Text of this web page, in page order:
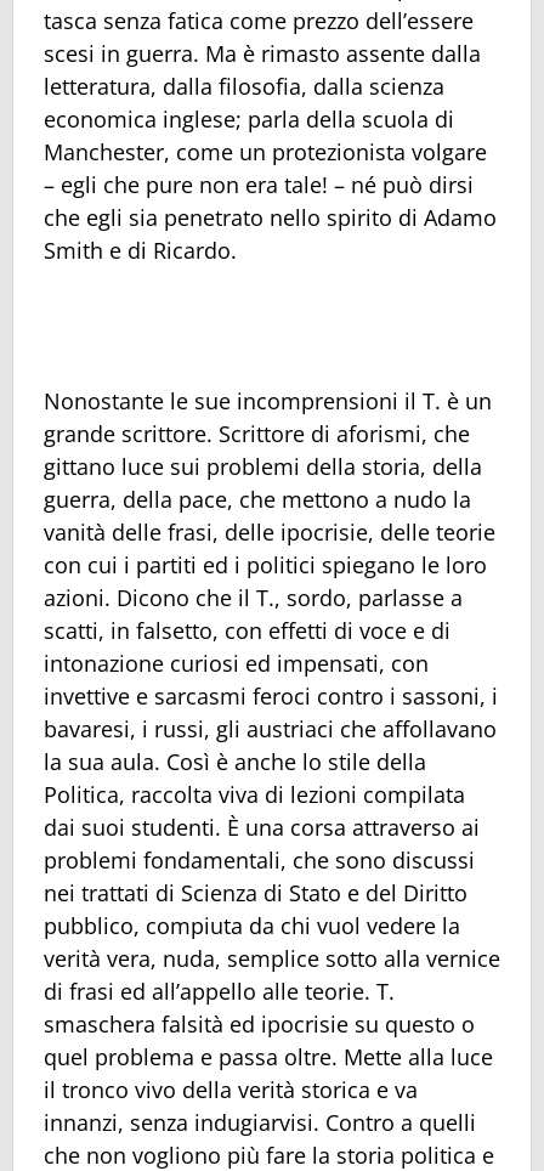
tasca senza fatica come prezzo dell’essere
scesi in guerra. Ma è rimasto assente dalla
letteratura, dalla filosofia, dalla scienza
economica inglese; parla della scuola di
Manchester, come un protezionista volgare
– egli che pure non era tale! – né può dirsi
che egli sia penetrato nello spirito di Adamo
Smith e di Ricardo.
Nonostante le sue incomprensioni il T. è un
grande scrittore. Scrittore di aforismi, che
gittano luce sui problemi della storia, della
guerra, della pace, che mettono a nudo la
vanità delle frasi, delle ipocrisie, delle teorie
con cui i partiti ed i politici spiegano le loro
azioni. Dicono che il T., sordo, parlasse a
scatti, in falsetto, con effetti di voce e di
intonazione curiosi ed impensati, con
invettive e sarcasmi feroci contro i sassoni, i
bavaresi, i russi, gli austriaci che affollavano
la sua aula. Così è anche lo stile della
Politica, raccolta viva di lezioni compilata
dai suoi studenti. È una corsa attraverso ai
problemi fondamentali, che sono discussi
nei trattati di Scienza di Stato e del Diritto
pubblico, compiuta da chi vuol vedere la
verità vera, nuda, semplice sotto alla vernice
di frasi ed all’appello alle teorie. T.
smaschera falsità ed ipocrisie su questo o
quel problema e passa oltre. Mette alla luce
il tronco vivo della verità storica e va
innanzi, senza indugiarvisi. Contro a quelli
che non vogliono più fare la storia politica e